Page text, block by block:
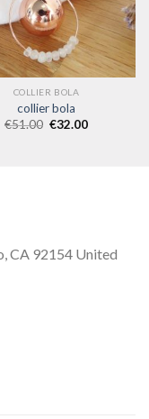
COLLIER BOLA
collier bola
€51.00 €32.00
CA 92154 United